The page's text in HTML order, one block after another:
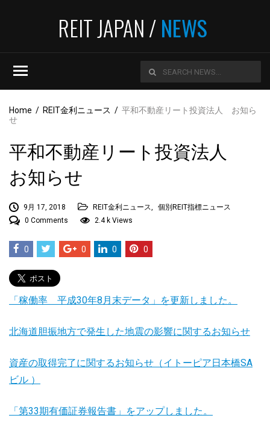
REIT JAPAN /NEWS
Home / REIT金利ニュース / 平和不動産リート投資法人 お知ら
せ
平和不動産リート投資法人
お知らせ
9月 17, 2018 REIT金利ニュース,
個別REIT指標ニュース
0 Comments
2.4 k Views
0 0 0 0
「稼働率 平成30年8月末データ」を更新しました。
北海道胆振地方で発生した地震の影響に関するお知らせ
資産の取得完了に関するお知らせ（イトーピア日本橋SA
ビル ）
「第33期有価証券報告書」をアップしました。